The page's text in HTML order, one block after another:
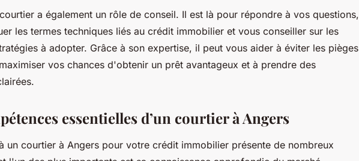
a également un rôle de conseil. Il est là pour répondre à vos questions,
les termes techniques liés au crédit immobilier et vous conseiller sur les
à adopter. Grâce à son expertise, il peut vous aider à éviter les pièges
vos chances d'obtenir un prêt avantageux et à prendre des
essentielles d’un courtier à Angers
un courtier à Angers pour votre crédit immobilier présente de nombreux